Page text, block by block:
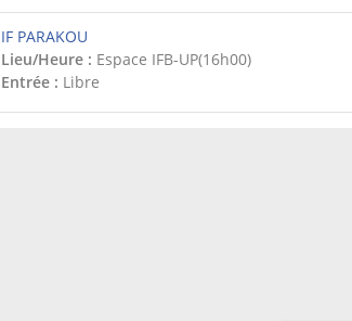
IF PARAKOU
Lieu/Heure : Espace IFB-UP(16h00)
Entrée : Libre